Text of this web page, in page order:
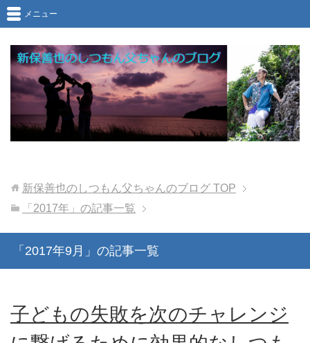
メニュー
新保善也のしつもん父ちゃんのブログ TOP
「2017年」の記事一覧
「2017年9月」の記事一覧
子どもの失敗を次のチャレンジ